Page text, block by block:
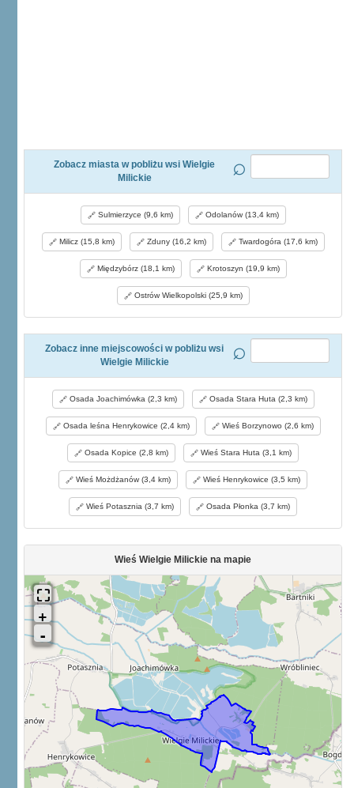
Zobacz miasta w pobliżu wsi Wielgie
Milickie
Sulmierzyce (9,6 km) Odolanów (13,4 km)
Milicz (15,8 km) Zduny (16,2 km) Twardogóra (17,6 km)
Międzybórz (18,1 km) Krotoszyn (19,9 km)
Ostrów Wielkopolski (25,9 km)
Zobacz inne miejscowości w pobliżu wsi
Wielgie Milickie
Osada Joachimówka (2,3 km) Osada Stara Huta (2,3 km)
Osada leśna Henrykowice (2,4 km) Wieś Borzynowo (2,6 km)
Osada Kopice (2,8 km) Wieś Stara Huta (3,1 km)
Wieś Możdżanów (3,4 km) Wieś Henrykowice (3,5 km)
Wieś Potasznia (3,7 km) Osada Płonka (3,7 km)
Wieś Wielgie Milickie na mapie